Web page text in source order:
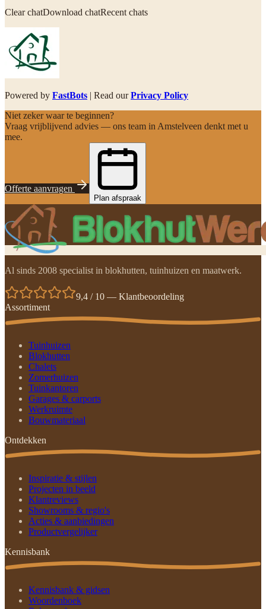
Clear chatDownload chatRecent chats
Powered by FastBots | Read ourPrivacy Policy
Niet zeker waar te beginnen?
Vraag vrijblijvend advies — ons team in Amstelveen denkt met u
mee.
Offerte aanvragen
Plan afspraak
Al sinds 2008 specialist in blokhutten, tuinhuizen en maatwerk.
9,4 / 10 — Klantbeoordeling
Assortiment
Tuinhuizen
Blokhutten
Chalets
Zomerhuizen
Tuinkantoren
Garages & carports
Werkruimte
Bouwmateriaal
Ontdekken
Inspiratie & stijlen
Projecten in beeld
Klantreviews
Showrooms & regio's
Acties & aanbiedingen
Productvergelijker
Kennisbank
Kennisbank & gidsen
Woordenboek